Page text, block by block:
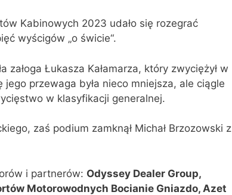
Kabinowych 2023 udało się rozegrać
wyścigów „o świcie“.
Łukasza Kałamarza, który zwyciężył w
przewaga była nieco mniejsza, ale ciągle
w klasyfikacji generalnej.
zaś podium zamknął Michał Brzozowski z
i partnerów: Odyssey Dealer Group,
Motorowodnych Bocianie Gniazdo, Azet